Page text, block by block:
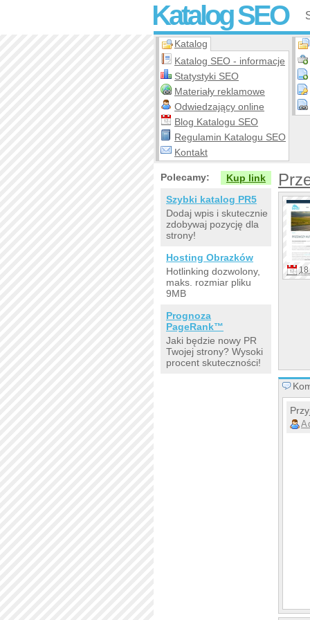
Katalog SEO
Katalog
Katalog SEO - informacje
Statystyki SEO
Materiały reklamowe
Odwiedzający online
Blog Katalogu SEO
Regulamin Katalogu SEO
Kontakt
18
Polecamy:
Kup link
Szybki katalog PR5
Dodaj wpis i skutecznie
zdobywaj pozycję dla
strony!
Hosting Obrazków
Hotlinking dozwolony,
maks. rozmiar pliku
9MB
Prognoza
PageRank™
Jaki będzie nowy PR
Twojej strony? Wysoki
procent skuteczności!